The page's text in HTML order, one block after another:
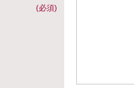
(必須)